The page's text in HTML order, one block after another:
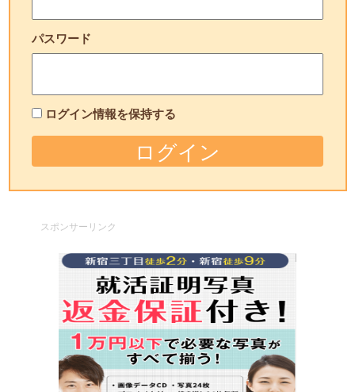
パスワード
ログイン情報を保持する
スポンサーリンク